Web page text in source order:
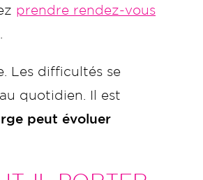
prendre rendez-vous
Les difficultés se
quotidien. Il est
peut évoluer